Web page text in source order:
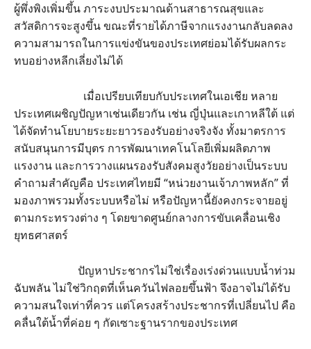
ผู้พึ่งพิงเพิ่มขึ้น ภาระงบประมาณด้านสาธารณสุขและ
สวัสดิการจะสูงขึ้น ขณะที่รายได้ภาษีจากแรงงานกลับลดลง
ความสามารถในการแข่งขันของประเทศย่อมได้รับผลกระ
ทบอย่างหลีกเลี่ยงไม่ได้
เมื่อเปรียบเทียบกับประเทศในเอเชีย หลาย
ประเทศเผชิญปัญหาเช่นเดียวกัน เช่น ญี่ปุ่นและเกาหลีใต้ แต่
ได้จัดทำนโยบายระยะยาวรองรับอย่างจริงจัง ทั้งมาตรการ
สนับสนุนการมีบุตร การพัฒนาเทคโนโลยีเพิ่มผลิตภาพ
แรงงาน และการวางแผนรองรับสังคมสูงวัยอย่างเป็นระบบ
คำถามสำคัญคือ ประเทศไทยมี “หน่วยงานเจ้าภาพหลัก” ที่
มองภาพรวมทั้งระบบหรือไม่ หรือปัญหานี้ยังคงกระจายอยู่
ตามกระทรวงต่าง ๆ โดยขาดศูนย์กลางการขับเคลื่อนเชิง
ยุทธศาสตร์
ปัญหาประชากรไม่ใช่เรื่องเร่งด่วนแบบน้ำท่วม
ฉับพลัน ไม่ใช่วิกฤตที่เห็นควันไฟลอยขึ้นฟ้า จึงอาจไม่ได้รับ
ความสนใจเท่าที่ควร แต่โครงสร้างประชากรที่เปลี่ยนไป คือ
คลื่นใต้น้ำที่ค่อย ๆ กัดเซาะฐานรากของประเทศ